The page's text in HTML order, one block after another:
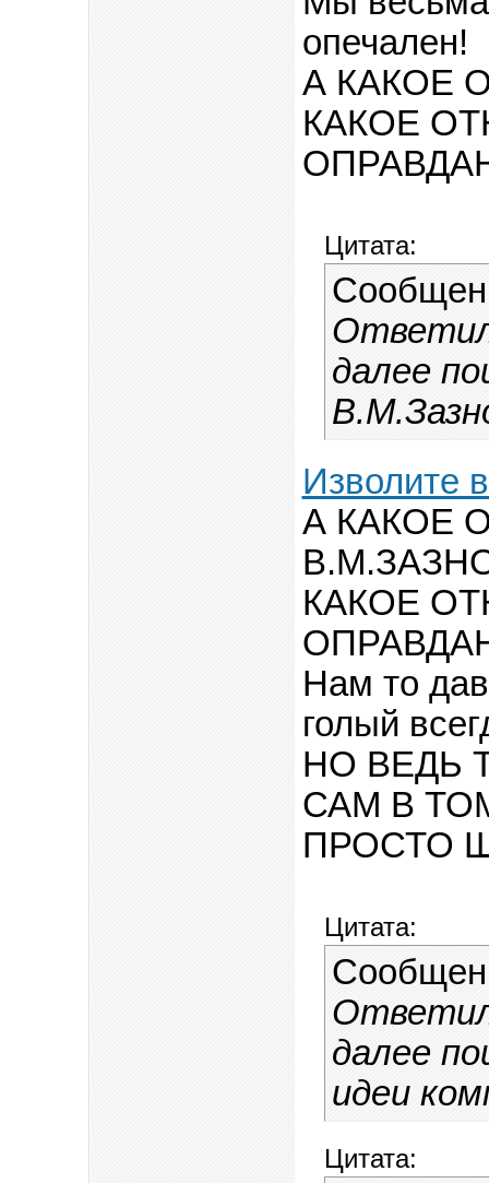
опечален!
А КАКОЕ
КАКОЕ
Цитата:
далее
Изволите
А КАКОЕ
КАКОЕ
Нам то
голый
НО ВЕДЬ
САМ В
ПРОСТО
Цитата:
далее
идеи
Цитата: